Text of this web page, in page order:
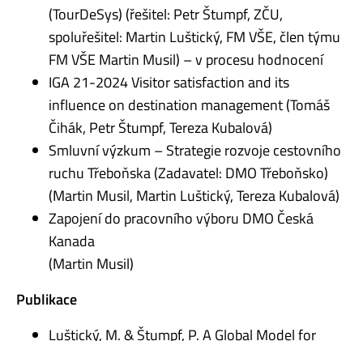
(TourDeSys) (řešitel: Petr Štumpf, ZČU,
spoluřešitel: Martin Luštický, FM VŠE, člen týmu
FM VŠE Martin Musil) – v procesu hodnocení
IGA 21-2024 Visitor satisfaction and its
influence on destination management (Tomáš
Čihák, Petr Štumpf, Tereza Kubalová)
Smluvní výzkum – Strategie rozvoje cestovního
ruchu Třeboňska (Zadavatel: DMO Třeboňsko)
(Martin Musil, Martin Luštický, Tereza Kubalová)
Zapojení do pracovního výboru DMO Česká
Kanada
(Martin Musil)
Publikace
Luštický, M. & Štumpf, P. A Global Model for